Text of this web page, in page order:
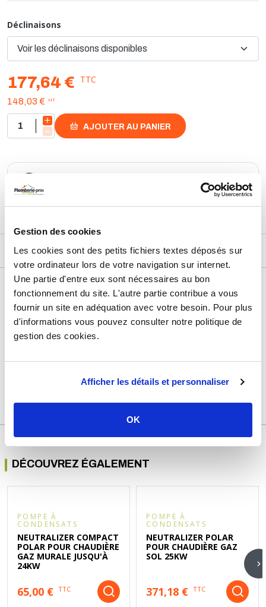
Gestion des cookies
Les cookies sont des petits fichiers textes déposés sur
votre ordinateur lors de votre navigation sur internet.
Une partie d'entre eux sont nécessaires au bon
fonctionnement du site. L'autre partie contribue a vous
fournir un site en adéquation avec votre besoin. Pour plus
d'informations vous pouvez consulter notre politique de
gestion des cookies.
Afficher les détails et personnaliser
OK
- Pose au sol ou au mur
Capacité : 2kg. Fabriqué en France.
Déclinaisons
177,64 € TTC
148,03 € HT
AJOUTER AU PANIER
En savoir plus
DESCRIPTIF
DÉTAILS TECHNIQUES
Type de produit Accessoire chauffage
Usage
DÉCOUVREZ ÉGALEMENT
POMPE À
CONDENSATS
NEUTRALIZER COMPACT
POLAR POUR CHAUDIÈRE
GAZ MURALE JUSQU'À
24KW
65,00 € TTC
POMPE À
CONDENSATS
NEUTRALIZER POLAR
POUR CHAUDIÈRE GAZ
SOL 25KW
371,18 € TTC